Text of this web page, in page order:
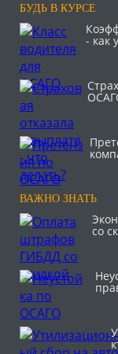
БУДЬ В КУРСЕ
- как
ВАЖНО ЗНАТЬ
со